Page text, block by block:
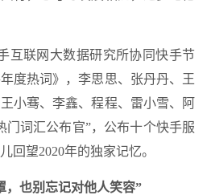
联网大数据研究所协同快手节
度热词》，李思思、张丹丹、王
小骞、李鑫、程程、雷小雪、阿
门词汇公布官”，公布十个快手服
回望2020年的独家记忆。
，也别忘记对他人笑容”